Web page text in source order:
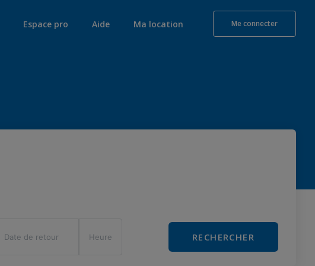
Espace pro Aide Ma location Me connecter
RECHERCHER